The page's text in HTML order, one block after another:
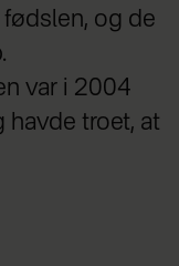
og de
var i 2004
havde troet, at